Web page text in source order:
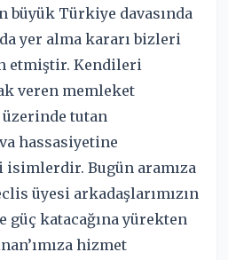
Türkiye davasında
yer alma kararı bizleri
etmiştir. Kendileri
veren memleket
üzerinde tutan
hassasiyetine
isimlerdir. Bugün aramıza
üyesi arkadaşlarımızın
güç katacağına yürekten
hizmet